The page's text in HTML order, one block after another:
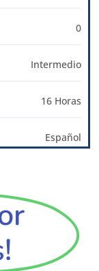
0
Intermedio
16 Horas
Español